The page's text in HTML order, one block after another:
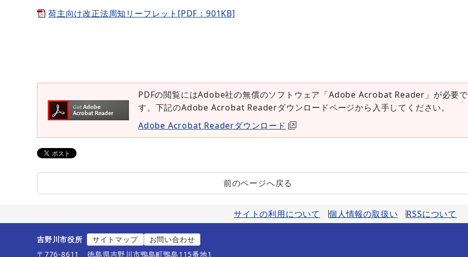
荷主向け改正法周知リーフレット[PDF：901KB]
PDFの閲覧にはAdobe社の無償のソフトウェア「Adobe Acrobat Reader」が必要で
す。下記のAdobe Acrobat Readerダウンロードページから入手してください。
Adobe Acrobat Readerダウンロード
前のページへ戻る
サイトの利用について 個人情報の取扱い RSSについて
吉野川市役所 サイトマップ
お問い合わせ
〒776-8611
徳島県吉野川市鴨島町鴨島115番地1